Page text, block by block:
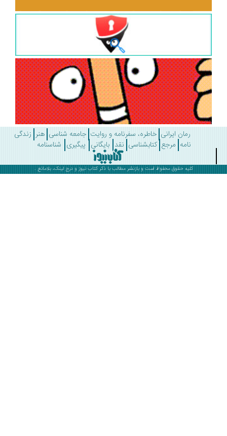
رمان ایرانی خاطره، سفرنامه و روایت جامعه شناسی هنر زندگی
مرجع کتابشناسی نقد بایگانی پیگیری شناسنامه
کلیه حقوق محفوظ است و بازنشر مطالب با ذکرکتاب نیوز و درج لینک، بلامانع .